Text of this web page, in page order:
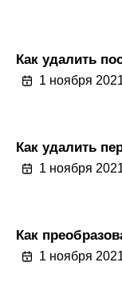
Как удалить
1 ноября
Как удалить
1 ноября
Как
1 ноября